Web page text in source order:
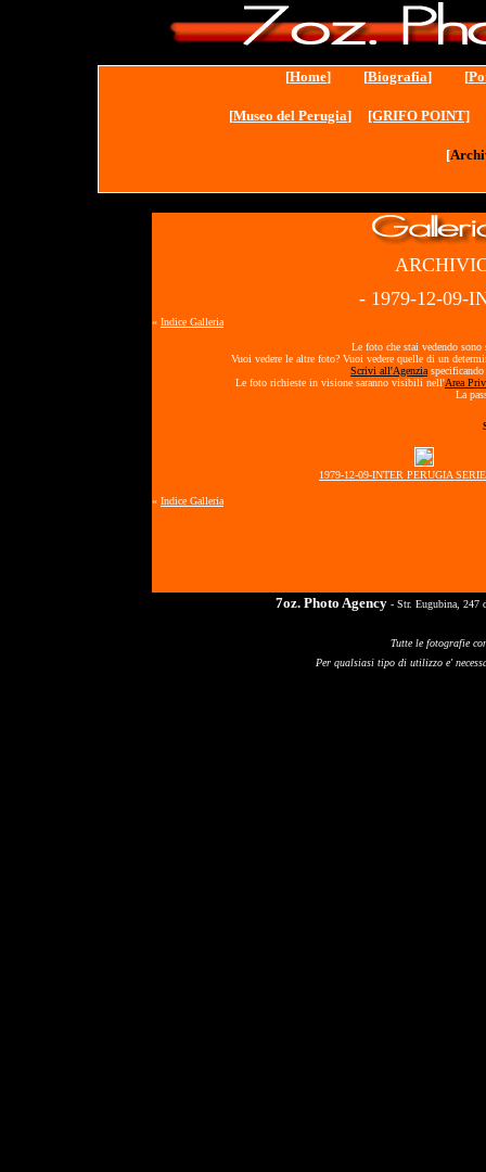
[Home] [Biografia] [
[Museo del Perugia] [GRIFO POINT]
[
- 1979-12-09-
« Indice Galleria
Le foto che stai vedendo
Vuoi vedere le altre foto? Vuoi vedere quelle di un
Scrivi all'Agenzia
Le foto richieste in visione saranno visibili nell'Area
La
1979-12-09-INTER PERUGIA
« Indice Galleria
7oz. Photo Agency - Str. Eugubina, 247
Tutte le fotografie
Per qualsiasi tipo di utilizzo e'